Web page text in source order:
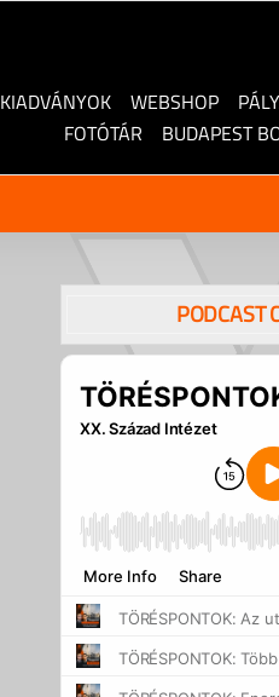
KIADVÁNYOK WEBSHOP
FOTÓTÁR
BUDAPEST
PODCAST